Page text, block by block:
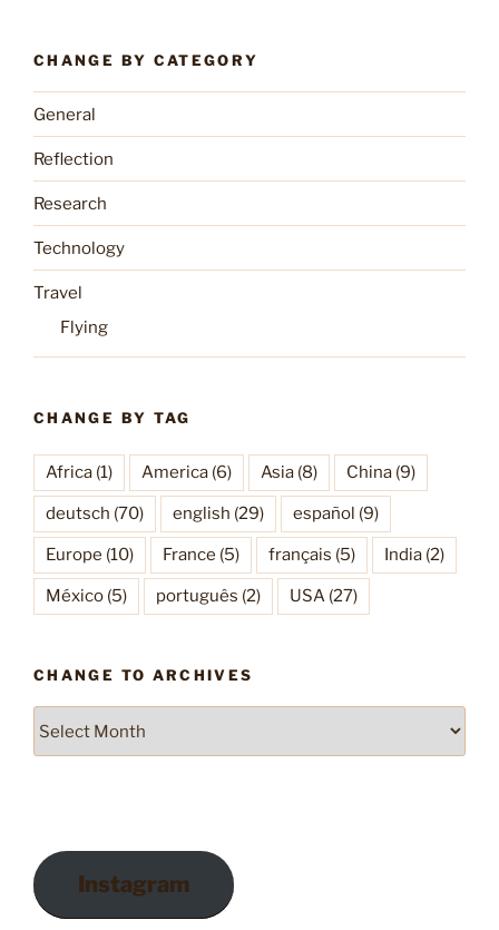
CHANGE BY CATEGORY
General
Reflection
Research
Technology
Travel
Flying
CHANGE BY TAG
Africa (1) America (6) Asia (8) China (9)
deutsch (70) english (29) español (9)
Europe (10) France (5) français (5) India (2)
México (5) português (2) USA (27)
CHANGE TO ARCHIVES
Instagram